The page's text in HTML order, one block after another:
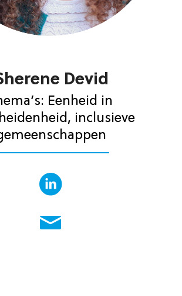
Devid
Eenheid in
inclusieve